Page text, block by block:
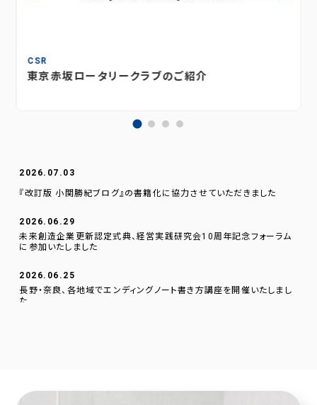
CSR
東京赤坂ロータリークラブのご紹介
2026.07.03
『改訂版 小関勝紀ブログ』の書籍化に協力させていただきました
2026.06.29
未来創造企業更新認定式典、経営実践研究会10周年記念フォーラム
に参加いたしました
2026.06.25
長野・奈良、各地域でエンディングノート書き方講座を開催いたしまし
た